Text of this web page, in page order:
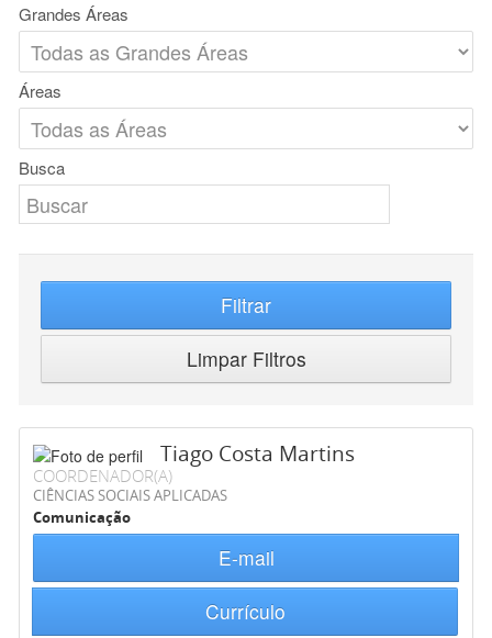
Grandes Áreas
Áreas
Busca
Filtrar
Limpar Filtros
Tiago Costa Martins
COORDENADOR(A)
CIÊNCIAS SOCIAIS APLICADAS
Comunicação
E-mail
Currículo